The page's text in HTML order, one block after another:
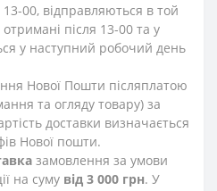
00, відправляються в той
після 13-00 та у
у наступний робочий день
Нової Пошти післяплатою
та огляду товару) за
доставки визначається
Нової пошти.
замовлення за умови
на суму від 3 000 грн. У